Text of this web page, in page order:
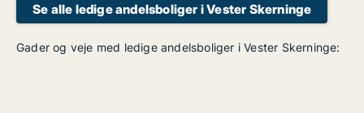
Se alle ledige andelsboliger i Vester Skerninge
Gader og veje med ledige andelsboliger i Vester Skerninge: